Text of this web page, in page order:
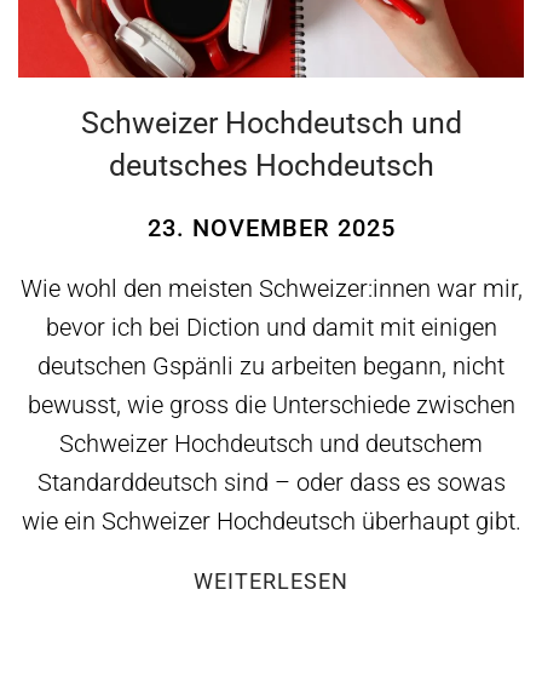
Schweizer Hochdeutsch und
deutsches Hochdeutsch
23. NOVEMBER 2025
Wie wohl den meisten Schweizer:innen war mir,
bevor ich bei Diction und damit mit einigen
deutschen Gspänli zu arbeiten begann, nicht
bewusst, wie gross die Unterschiede zwischen
Schweizer Hochdeutsch und deutschem
Standarddeutsch sind – oder dass es sowas
wie ein Schweizer Hochdeutsch überhaupt gibt.
WEITERLESEN